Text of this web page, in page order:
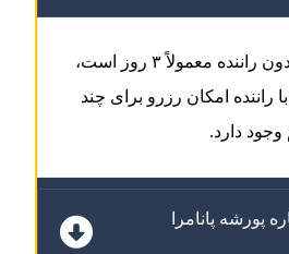
حداقل مدت اجاره بدون راننده معمولاً ۳ روز است،
راننده امکان رزرو برای چند
دارد.
پورشه پانامرا